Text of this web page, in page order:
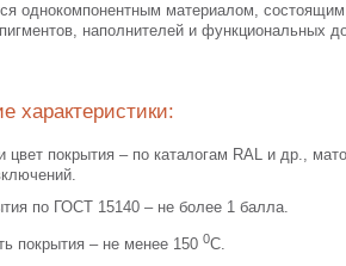
однокомпонентным материалом, состоящим
наполнителей и функциональных
характеристики:
цвет покрытия – по каталогам RAL и др.,
по ГОСТ 15140 – не более 1 балла.
покрытия – не менее 150 0С.